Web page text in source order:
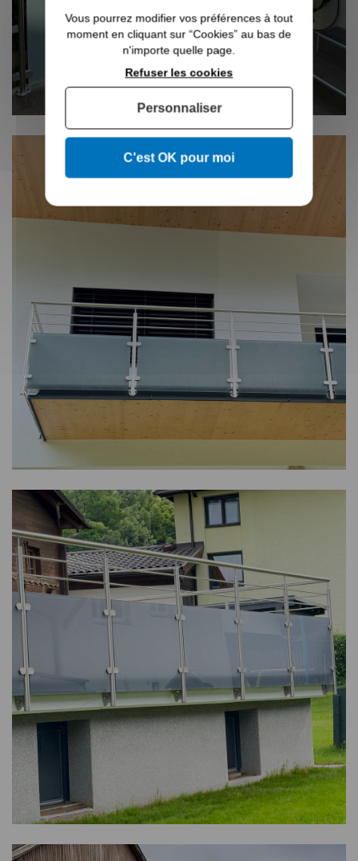
Vous pourrez modifier vos préférences à tout
moment en cliquant sur “Cookies” au bas de
n'importe quelle page.
C'est OK pour moi
Refuser les cookies
Personnaliser